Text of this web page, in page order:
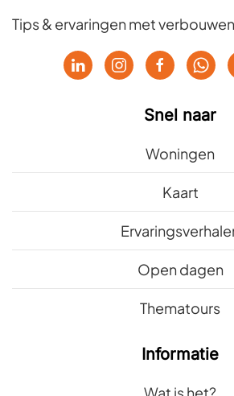
Tips & ervaringen met
Snel naar
Woningen
Kaart
Open dagen
Thematours
Informatie